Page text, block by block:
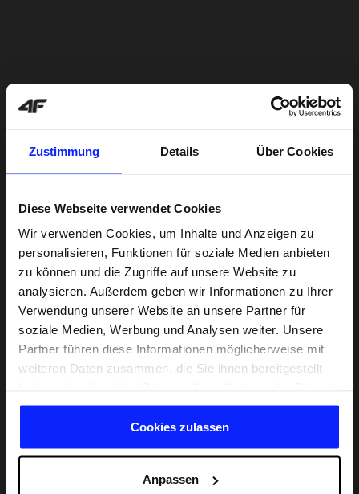
Zustimmung Details Über Cookies
Diese Webseite verwendet Cookies
Wir verwenden Cookies, um Inhalte und Anzeigen zu
personalisieren, Funktionen für soziale Medien anbieten
zu können und die Zugriffe auf unsere Website zu
analysieren. Außerdem geben wir Informationen zu Ihrer
Verwendung unserer Website an unsere Partner für
soziale Medien, Werbung und Analysen weiter. Unsere
Partner führen diese Informationen möglicherweise mit
weiteren Daten zusammen, die Sie ihnen bereitgestellt
gesammelt haben.
Cookies zulassen
Anpassen